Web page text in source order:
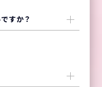
すか？